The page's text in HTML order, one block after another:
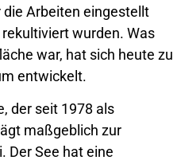
Arbeiten eingestellt
wurden. Was
war, hat sich heute zu
entwickelt.
der seit 1978 als
maßgeblich zur
Der See hat eine